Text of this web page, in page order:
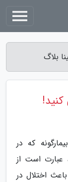
بلاگ
که در
عبارت است از
اختلال در